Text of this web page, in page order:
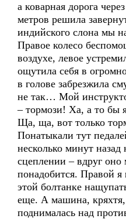
а коварная дорога
метров решила
индийского слона мы
Правое колесо
воздухе, левое
ощутила себя в
в голове забрезжила
не так… Мой
– тормози! Ха, а то бы
Ща, ща, вот только
Понатыкали тут
несколько минут назад
сцеплении – вдруг оно
понадобится. Правой я
этой болтанке
еще. А машина, кряхтя,
поднималась над